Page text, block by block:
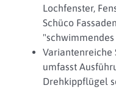
Lochfenster,
Schüco
"schwimmendes
Variantenreiche
umfasst
Drehkippflügel